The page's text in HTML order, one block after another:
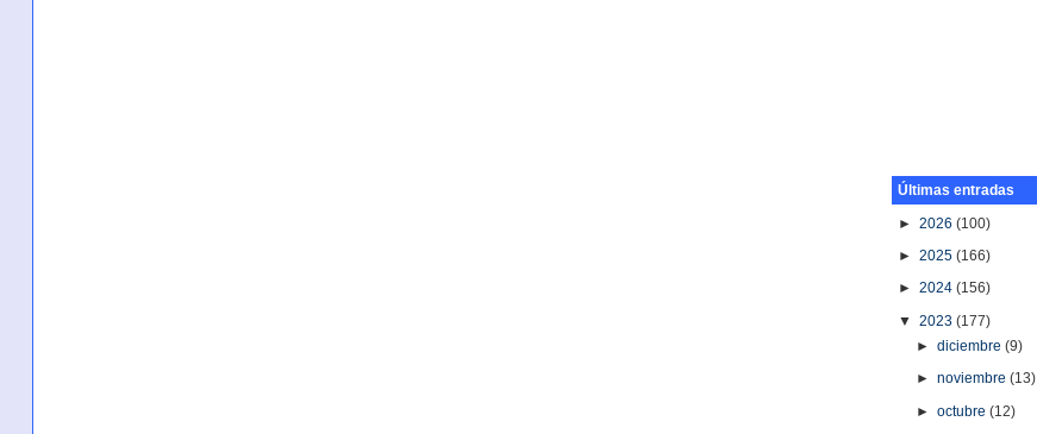
Últimas entradas
►2026(100)
►2025(166)
►2024(156)
▼2023(177)
►diciembre(9)
►noviembre(13)
►octubre(12)